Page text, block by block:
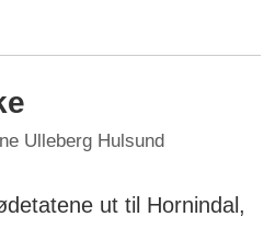
Ulleberg Hulsund
ut til Hornindal,